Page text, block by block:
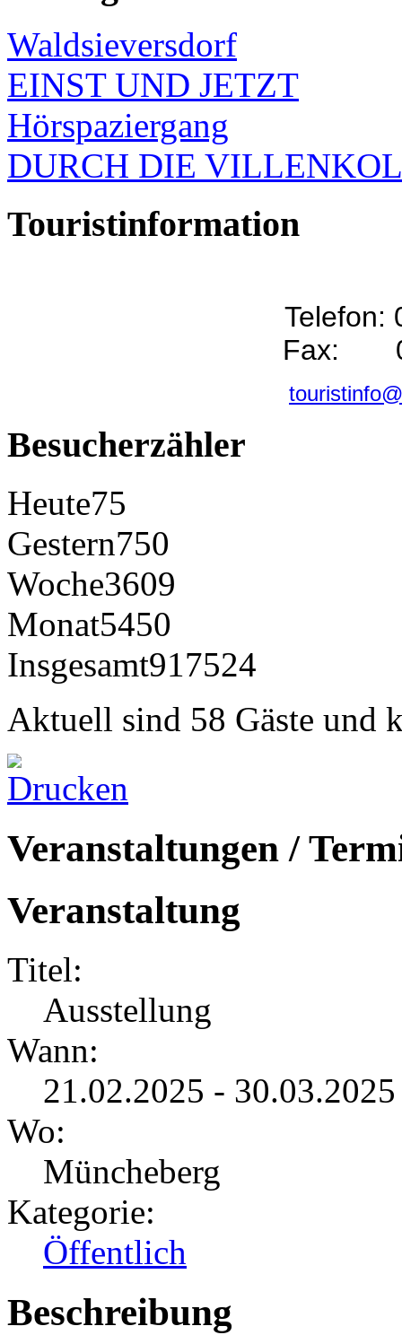
Waldsieversdorf
EINST UND JETZT
Hörspaziergang
DURCH DIE
Touristinformation
Telefon:
Fax:
Besucherzähler
Heute75
Gestern750
Woche3609
Monat5450
Insgesamt917524
Aktuell sind 58 Gäste und
Veranstaltungen /
Veranstaltung
Titel:
Ausstellung
Wann:
21.02.2025 -
Wo:
Müncheberg
Kategorie:
Öffentlich
Beschreibung